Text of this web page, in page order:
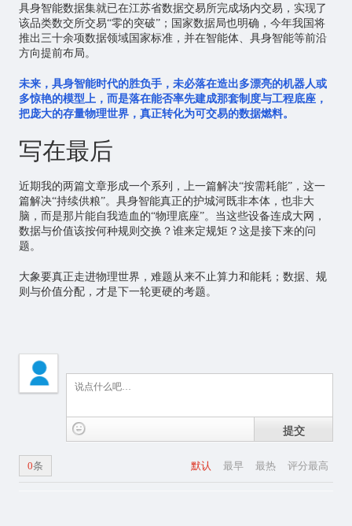
具身智能数据集就已在江苏省数据交易所完成场内交易，实现了
该品类数交所交易“零的突破”；国家数据局也明确，今年我国将
推出三十余项数据领域国家标准，并在智能体、具身智能等前沿
方向提前布局。
未来，具身智能时代的胜负手，未必落在造出多漂亮的机器人或
多惊艳的模型上，而是落在能否率先建成那套制度与工程底座，
把庞大的存量物理世界，真正转化为可交易的数据燃料。
写在最后
近期我的两篇文章形成一个系列，上一篇解决“按需耗能”，这一
篇解决“持续供粮”。具身智能真正的护城河既非本体，也非大
脑，而是那片能自我造血的“物理底座”。当这些设备连成大网，
数据与价值该按何种规则交换？谁来定规矩？这是接下来的问
题。
大象要真正走进物理世界，难题从来不止算力和能耗；数据、规
则与价值分配，才是下一轮更硬的考题。
提交
默认 最早 最热 评分最高
0条